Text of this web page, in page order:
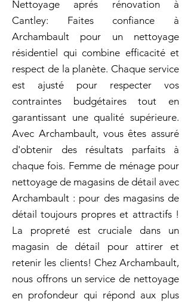
Nettoyage aprés rénovation à
Cantley: Faites confiance à
Archambault pour un nettoyage
résidentiel qui combine efficacité et
respect de la planète. Chaque service
est ajusté pour respecter vos
contraintes budgétaires tout en
garantissant une qualité supérieure.
Avec Archambault, vous êtes assuré
d'obtenir des résultats parfaits à
chaque fois. Femme de ménage pour
nettoyage de magasins de détail avec
Archambault : pour des magasins de
détail toujours propres et attractifs !
La propreté est cruciale dans un
magasin de détail pour attirer et
retenir les clients! Chez Archambault,
nous offrons un service de nettoyage
en profondeur qui répond aux plus